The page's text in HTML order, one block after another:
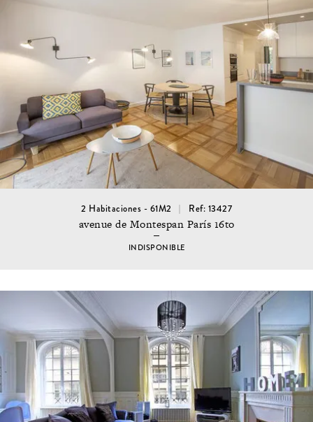
2 Habitaciones - 61M2 Ref: 13427
avenue de Montespan París 16to
INDISPONIBLE